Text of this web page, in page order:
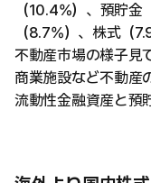
（10.4%）、預貯
（8.7%）、株式（
不動産市場の様子見
商業施設など不動産
流動性金融資産と預